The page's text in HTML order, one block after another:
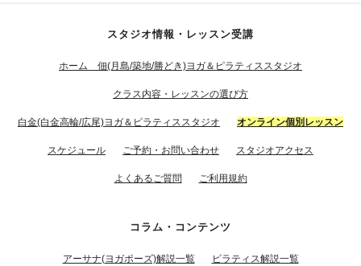
スタジオ情報・レッスン受講
ホーム 佃(月島/築地/勝どき)ヨガ＆ピラティススタジオ
クラス内容・レッスンの選び方
白金(白金高輪/広尾)ヨガ＆ピラティススタジオ オンライン個別レッスン
スケジュール ご予約・お問い合わせ スタジオアクセス
よくあるご質問 ご利用規約
コラム・コンテンツ
アーサナ(ヨガポーズ)解説一覧 ピラティス解説一覧